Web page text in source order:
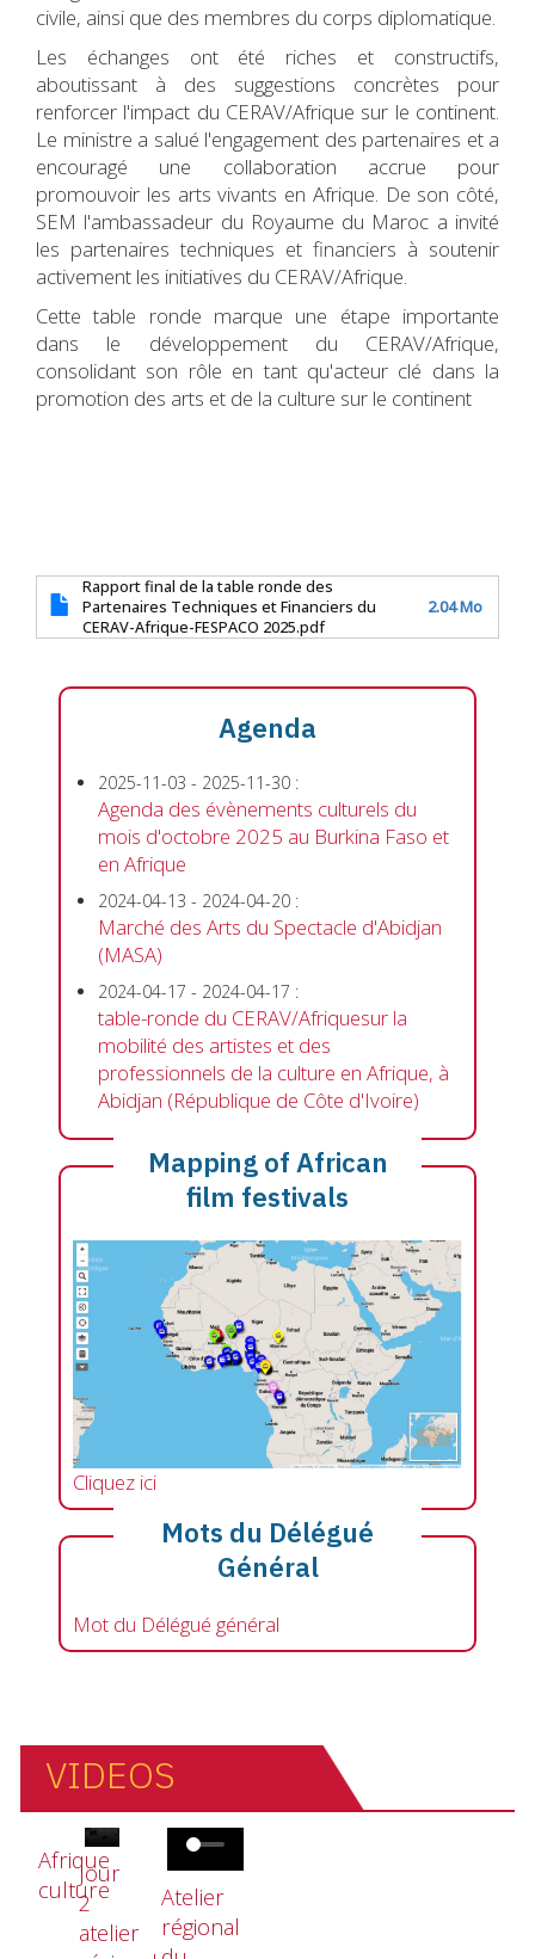
civile, ainsi que des membres du corps diplomatique.
Les échanges ont été riches et constructifs,
aboutissant à des suggestions concrètes pour
renforcer l'impact du CERAV/Afrique sur le continent.
Le ministre a salué l'engagement des partenaires et a
encouragé une collaboration accrue pour
promouvoir les arts vivants en Afrique. De son côté,
SEM l'ambassadeur du Royaume du Maroc a invité
les partenaires techniques et financiers à soutenir
activement les initiatives du CERAV/Afrique.
Cette table ronde marque une étape importante
dans le développement du CERAV/Afrique,
consolidant son rôle en tant qu'acteur clé dans la
promotion des arts et de la culture sur le continent
Rapport final de la table ronde des
Partenaires Techniques et Financiers du
CERAV-Afrique-FESPACO 2025.pdf
2.04 Mo
Agenda
2025-11-03 - 2025-11-30 :
Agenda des évènements culturels du
mois d'octobre 2025 au Burkina Faso et
en Afrique
2024-04-13 - 2024-04-20 :
Marché des Arts du Spectacle d'Abidjan
(MASA)
2024-04-17 - 2024-04-17 :
table-ronde du CERAV/Afriquesur la
mobilité des artistes et des
professionnels de la culture en Afrique, à
Abidjan (République de Côte d'Ivoire)
Mapping of African
film festivals
Cliquez ici
Mots du Délégué
Général
Mot du Délégué général
VIDEOS
Fichier vidéo
Afrique
culture
Fichier vidéo
Jour
2
atelier
Fichier vidéo
Atelier
régional